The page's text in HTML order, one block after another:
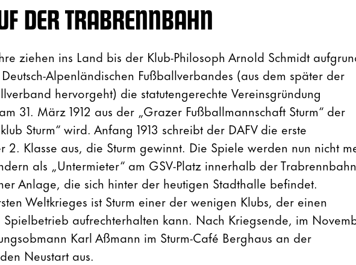
DER TRABRENNBAHN
ziehen ins Land bis der Klub-Philosoph Arnold Schmidt
Alpenländischen Fußballverbandes (aus dem später der
hervorgeht) die statutengerechte Vereinsgründung
31. März 1912 aus der „Grazer Fußballmannschaft Sturm“ der
Sturm“ wird. Anfang 1913 schreibt der DAFV die erste
2. Klasse aus, die Sturm gewinnt. Die Spiele werden nun nicht
als „Untermieter“ am GSV-Platz innerhalb der Trabrennbahn
Anlage, die sich hinter der heutigen Stadthalle befindet.
Weltkrieges ist Sturm einer der wenigen Klubs, der einen
Spielbetrieb aufrechterhalten kann. Nach Kriegsende, im
Karl Aßmann im Sturm-Café Berghaus an der
Neustart aus.